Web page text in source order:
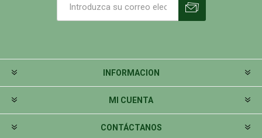
INFORMACION
MI CUENTA
CONTÁCTANOS